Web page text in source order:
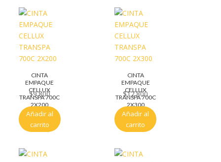
CINTA
EMPAQUE
CELLUX
TRANSPA 700C
2X200
$9.800
Añadir al
carrito
CINTA
EMPAQUE
CELLUX
TRANSPA 700C
2X300
$12.800
Añadir al
carrito